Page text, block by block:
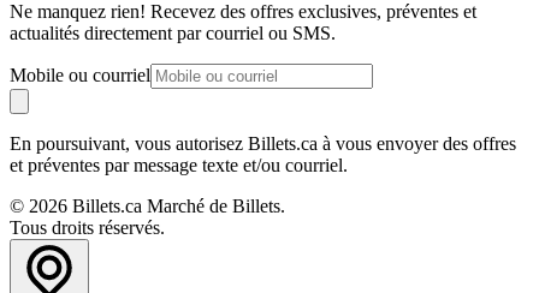
Ne manquez rien! Recevez des offres exclusives, préventes et
actualités directement par courriel ou SMS.
Mobile ou courriel
En poursuivant, vous autorisez Billets.ca à vous envoyer des offres
et préventes par message texte et/ou courriel.
© 2026 Billets.ca Marché de Billets.
Tous droits réservés.